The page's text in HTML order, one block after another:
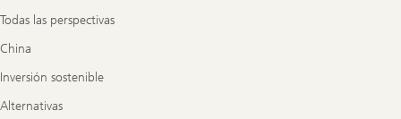
Todas las perspectivas
China
Inversión sostenible
Alternativas